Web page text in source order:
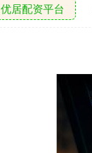
优居配资平台